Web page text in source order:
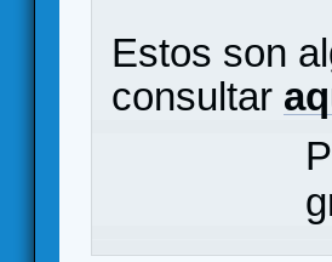
Estos son
consultar